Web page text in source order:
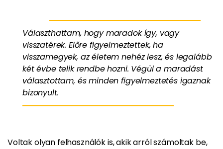
Választhattam, hogy maradok így, vagy
visszatérek. Előre figyelmeztettek, ha
visszamegyek, az életem nehéz lesz, és legalább
két évbe telik rendbe hozni. Végül a maradást
választottam, és minden figyelmeztetés igaznak
bizonyult.
Voltak olyan felhasználók is, akik arról számoltak be,